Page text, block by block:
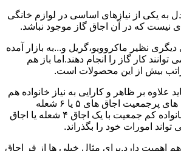
به یکی از نیازهای اساسی در لوازم خانگی
نیست که در آن اجاق گاز موجود نباشد.
دیگری نظیر ماکروویو،گریل و...به بازار آمده
کار گاز را انجام دهند.اما باز هم
بیش از این محصولات است.
علاوه بر ظاهر و کارایی به نیاز خانواده هم
توجه کرد.برای خانواده های پرجمعیت اجاق های ۵ یا ۶ شعله
مناسب است اما یک خانواده کم جمعیت با یک اجاق ۴ شعله یا اجاق
هم اهمیت دارد.برای مثال خیلی ها از فر اجاق